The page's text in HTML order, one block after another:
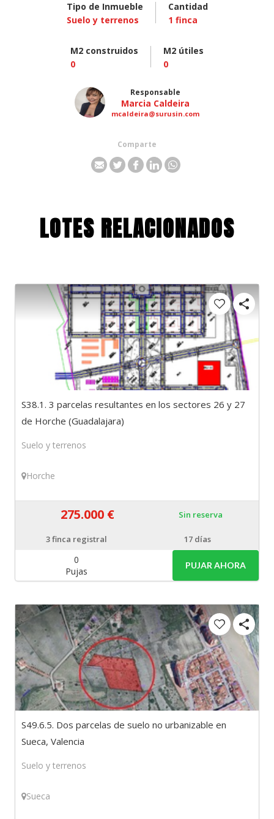
Tipo de Inmueble
Suelo y terrenos
Cantidad
1 finca
M2 construidos
0
M2 útiles
0
Responsable
Marcia Caldeira
mcaldeira@surusin.com
Comparte
LOTES RELACIONADOS
S38.1. 3 parcelas resultantes en los sectores 26 y 27
de Horche (Guadalajara)
Suelo y terrenos
Horche
275.000 € Sin reserva
3finca registral 17 días
0
Pujas
PUJAR AHORA
S49.6.5. Dos parcelas de suelo no urbanizable en
Sueca, Valencia
Suelo y terrenos
Sueca